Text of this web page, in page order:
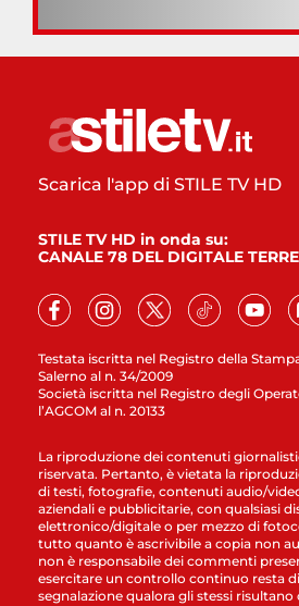
Testata iscritta nel Registro della
Salerno al n. 34/2009
Società iscritta nel Registro degli
l’AGCOM al n. 20133
Scarica l'app di STILE TV HD
STILE TV HD in onda su:
CANALE 78 DEL DIGITALE
La riproduzione dei contenuti
riservata. Pertanto, è vietata la
di testi, fotografie, contenuti audio/
aziendali e pubblicitarie, con qualsiasi
elettronico/digitale o per mezzo di
tutto quanto è ascrivibile a copia non
non è responsabile dei commenti
esercitare un controllo continuo resta
segnalazione qualora gli stessi risultano